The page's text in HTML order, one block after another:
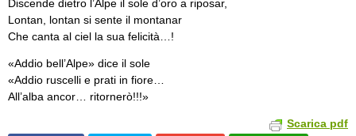
Discende dietro l’Alpe il sole d’oro a riposar,
Lontan, lontan si sente il montanar
Che canta al ciel la sua felicità…!
«Addio bell’Alpe» dice il sole
«Addio ruscelli e prati in fiore…
All’alba ancor… ritornerò!!!»
Scarica pdf